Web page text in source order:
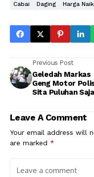
Cabai Daging Harga Naik
Previous Post
Geledah Markas
Geng Motor
Sita Puluhan
Leave A Comment
Your email address will
are marked *